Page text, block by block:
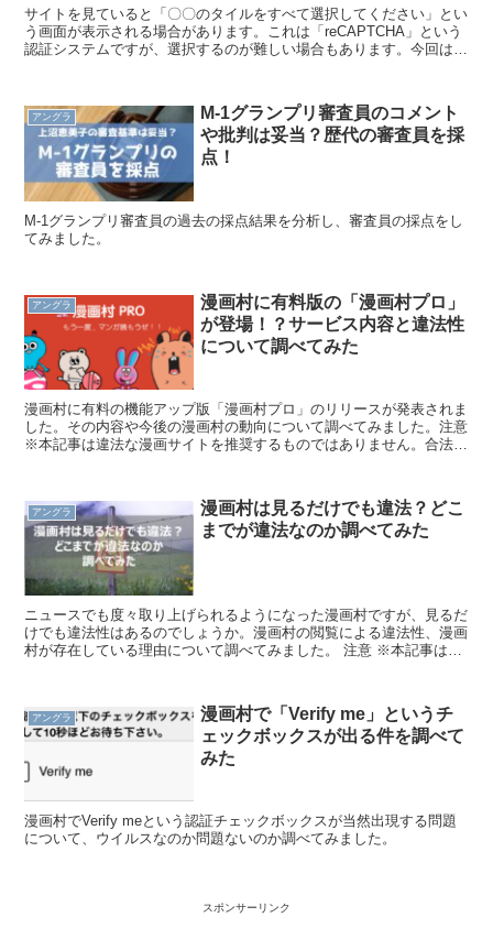
サイトを見ていると「〇〇のタイルをすべて選択してください」とい
う画面が表示される場合があります。これは「reCAPTCHA」という
認証システムですが、選択するのが難しい場合もあります。今回は
アングラ
M-1グランプリ審査員のコメント
や批判は妥当？歴代の審査員を採
点！
M-1グランプリ審査員の過去の採点結果を分析し、審査員の採点をし
てみました。
アングラ
漫画村に有料版の「漫画村プロ」
が登場！？サービス内容と違法性
について調べてみた
漫画村に有料の機能アップ版「漫画村プロ」のリリースが発表されま
した。その内容や今後の漫画村の動向について調べてみました。注意
※本記事は違法な漫画サイトを推奨するものではありません。合法の
アングラ
漫画村は見るだけでも違法？どこ
までが違法なのか調べてみた
ニュースでも度々取り上げられるようになった漫画村ですが、見るだ
けでも違法性はあるのでしょうか。漫画村の閲覧による違法性、漫画
村が存在している理由について調べてみました。 注意 ※本記事は違
アングラ
漫画村で「Verify me」というチ
ェックボックスが出る件を調べて
みた
漫画村でVerify meという認証チェックボックスが当然出現する問題
について、ウイルスなのか問題ないのか調べてみました。
スポンサーリンク